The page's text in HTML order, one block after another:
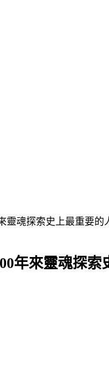
探索史上最重要的
年來靈魂探